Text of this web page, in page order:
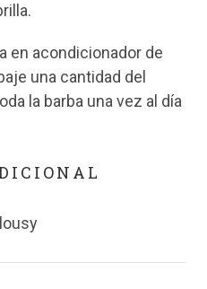
en acondicionador de
una cantidad del
la barba una vez al día